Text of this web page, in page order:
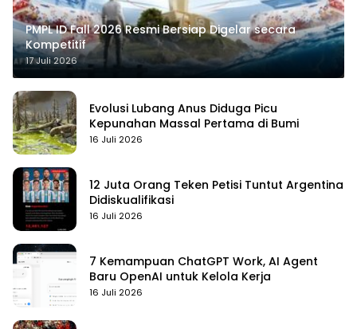
PMPL ID Fall 2026 Resmi Bersiap Digelar secara
Kompetitif
17 Juli 2026
Evolusi Lubang Anus Diduga Picu
Kepunahan Massal Pertama di Bumi
16 Juli 2026
12 Juta Orang Teken Petisi Tuntut Argentina
Didiskualifikasi
16 Juli 2026
7 Kemampuan ChatGPT Work, AI Agent
Baru OpenAI untuk Kelola Kerja
16 Juli 2026